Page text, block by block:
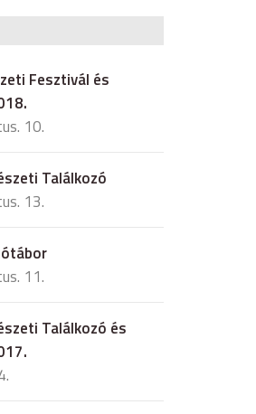
Fesztivál és
10.
Találkozó
13.
11.
Találkozó és